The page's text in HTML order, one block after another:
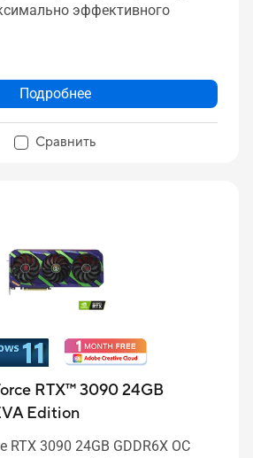
эффективного
Подробнее
Сравнить
RTX™ 3090 24GB
Edition
RTX 3090 24GB GDDR6X OC